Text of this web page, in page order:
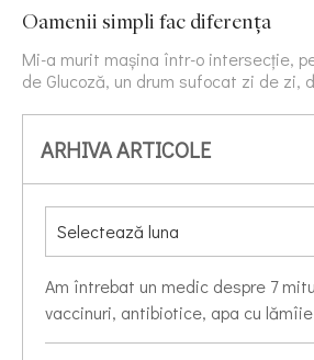
Oamenii simpli fac diferența
Mi-a murit mașina într-o intersecție,
de Glucoză, un drum sufocat zi de zi,
ARHIVA ARTICOLE
Am întrebat un medic despre 7
vaccinuri, antibiotice, apa cu lămîie